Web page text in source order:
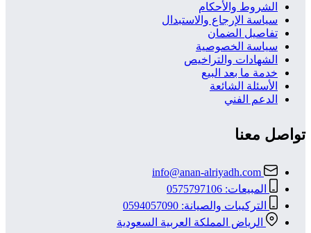
الشروط والأحكام
سياسة الإرجاع والاستبدال
تفاصيل الضمان
سياسة الخصوصية
الشهادات والتراخيص
خدمة ما بعد البيع
الأسئلة الشائعة
الدعم الفني
تواصل معنا
info@anan-alriyadh.com
المبيعات: 0575797106
التركيبات والصيانة: 0594057090
الرياض المملكة العربية السعودية